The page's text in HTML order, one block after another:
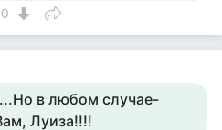
0
в любом случае-
Луиза!!!!